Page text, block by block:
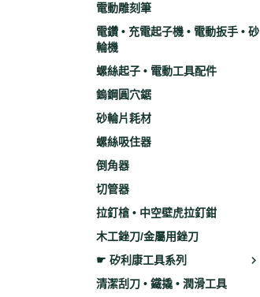
電動雕刻筆
電鑽 • 充電起子機 • 電動扳手 • 砂
輪機
螺絲起子 • 電動工具配件
鎢鋼圓穴鋸
砂輪片耗材
螺絲吸住器
倒角器
切管器
拉釘槍 • 中空壁虎拉釘鉗
木工銼刀/金屬用銼刀
☛ 矽利康工具系列
清潔刮刀 • 鐵撬 • 潤滑工具